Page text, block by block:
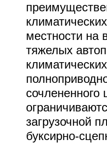
местности на
тяжелых
сочлененного
загрузочной
буксирно-